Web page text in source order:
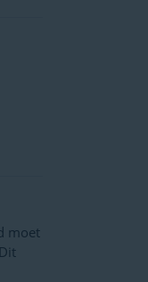
moet